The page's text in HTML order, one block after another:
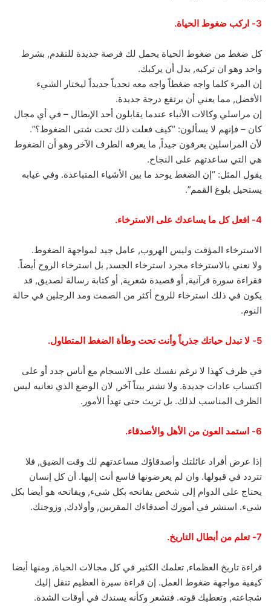
3- اركب ضغوط الحياة.
كل ضغط من ضغوط الحياة يحمل لك فرصة جديدة للتقدم, بشرط
واحد وهو ان تركبه, بدل أن يركبك.
إن المرء كلما واجه ضغطاً واجه معه تحدياً جديداً ليختار الشيء
الأفضل, مما يعني أن يرتفع درجة جديدة.
إن مراسلي وكالات الأنباء عندما يقابلون أحد الإبطال – في أي مجال
كان – فإنهم لا يسألون: “كيف فعلت ذلك تحت شتى الضغوط؟”.
لأن المراسلين يعرفون جيداً, ما يعرفه الطرف الآخر وهو أن الضغوط
هي التي ساعدتهم على النجاح.
يقول المثل: “إن الضغط يوحد ما بين الأشياء المتباعدة. وفي غيابه
يستحيل بلوغ القمم”.
4- افعل كل ما يساعدك على الاسترخاء.
الاسترخاء المؤقت وليس الهروب, عامل جيد لمواجهة الضغوط.
ولا نعني بالاسترخاء مجرد استرخاء الجسد, بل استرخاء الروح أيضاً.
فقراءة سورة قرآنية, أو قصيدة شعرية, أو كتابة رسالة لصديق, قد
يكون في ذلك استرخاء للروح أكثر من الصمت ومد الرجلين في حالة
النوم.
5- لا تبدل حياتك جذرياً وأنت تحت وطأة الضغط المتطاول.
في ظرف كهذا لا ترغم نفسك على الانسجام مع أناس جدد أو على
اكتساب عادات جديدة. ولا تشتر بيتاً آخر, لان الوضع الذي تعانيه ليس
الظرف المناسب لذلك. بل تريث حتى تهدأ الأمور.
6- استمد العون من الأهل والأصدقاء.
إذا عرض أفراد عائلتك وأصدقاؤك مساعدتهم لك وقت الضيق, فلا
تتردد في قبولها. وان لم يعرضونها فاسع أنت إليها. أن كل إنسان
يحتاج على الدوام إلى شخص يفاتحه بكل شيء, ويفاتحه هو أيضا بكل
شيء. استشر في أمورك أصدقاءك المقربين, وأولادك, وزوجتك.
7- تعلم من أبطال التاريخ.
قراءة تاريخ العظماء, تعلمك الكثير في كل مجالات الحياة, ومنها أيضا
كيفية مواجهة ضغوط العمل. إن قراءة سيرة العظيم تنقل إليك
شجاعته, وتعطيك قوته. فتشعر وكأنه يسندك في أوقات الشدة.